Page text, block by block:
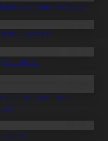
турнирі басталды
бекітілді
есе артты
жөніндегі